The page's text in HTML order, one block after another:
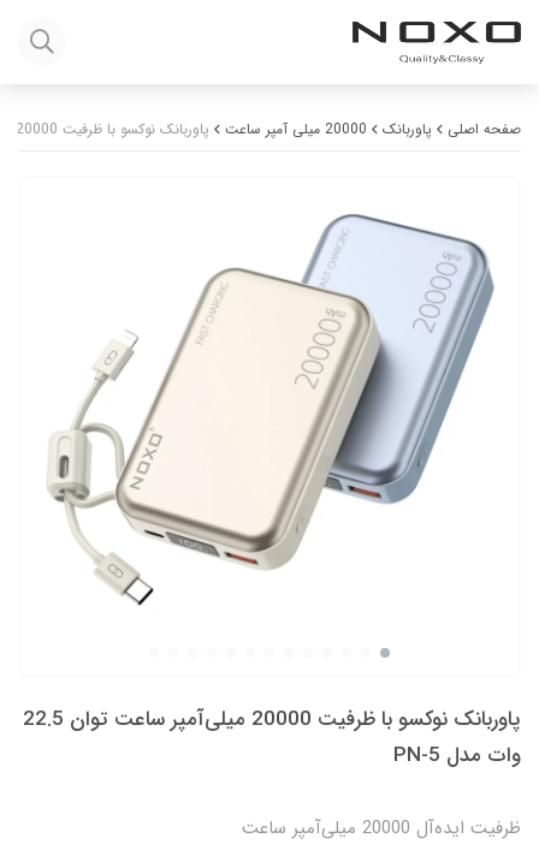
صفحه اصلی پاوربانک 20000 میلی آمپر ساعت پاوربانک نوکسو با ظرفیت 20000 میلی‌آمپر ساعت توان 22.5 وات مدل PN-5
پاوربانک نوکسو با ظرفیت 20000 میلی‌آمپر ساعت توان 22.5
وات مدل PN-5
ظرفیت ایده‌آل 20000 میلی‌آمپر ساعت